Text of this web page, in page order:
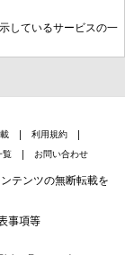
しているサービスの一
利用規約
覧 お問い合わせ
テンツの無断転載を
事項等